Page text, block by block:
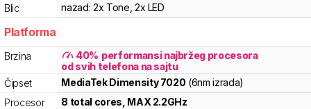
Blic
nazad: 2x Tone, 2x LED
Platforma
Brzina 40% performansi najbržeg procesora
od svih telefona na sajtu
Čipset
MediaTekDimensity 7020 (6nm izrada)
Procesor
8 total cores , MAX 2.2GHz